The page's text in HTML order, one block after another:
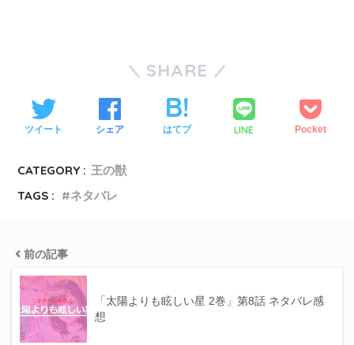
SHARE
ツイート シェア はてブ LINE Pocket
CATEGORY : 王の獣
TAGS :
ネタバレ
前の記事
「太陽よりも眩しい星 2巻」第8話 ネタバレ感
想